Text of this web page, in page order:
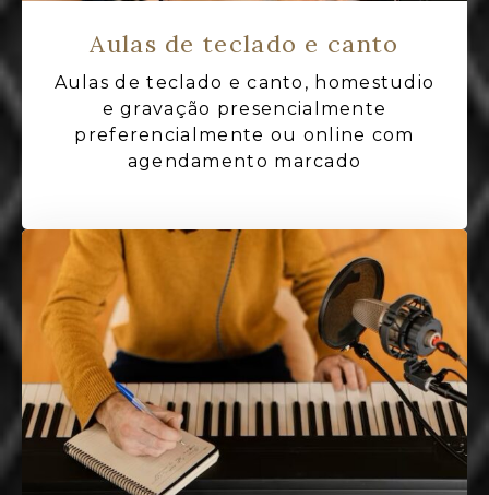
Aulas de teclado e canto
Aulas de teclado e canto, homestudio
e gravação presencialmente
preferencialmente ou online com
agendamento marcado